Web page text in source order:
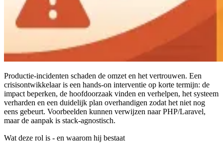
Productie-incidenten schaden de omzet en het vertrouwen. Een
crisisontwikkelaar is een hands-on interventie op korte termijn: de
impact beperken, de hoofdoorzaak vinden en verhelpen, het systeem
verharden en een duidelijk plan overhandigen zodat het niet nog
eens gebeurt. Voorbeelden kunnen verwijzen naar PHP/Laravel,
maar de aanpak is stack-agnostisch.
Wat deze rol is - en waarom hij bestaat